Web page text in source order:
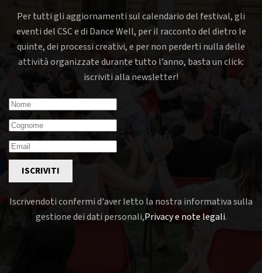
Per tutti gli aggiornamenti sul calendario del festival, gli
eventi del CSC e di Dance Well, per il racconto del dietro le
quinte, dei processi creativi, e per non perderti nulla delle
attività organizzate durante tutto l’anno, basta un click:
iscriviti alla newsletter!
ISCRIVITI
Iscrivendoti confermi d'aver letto la nostra informativa sulla
gestione dei dati personali,Privacy e note legali.